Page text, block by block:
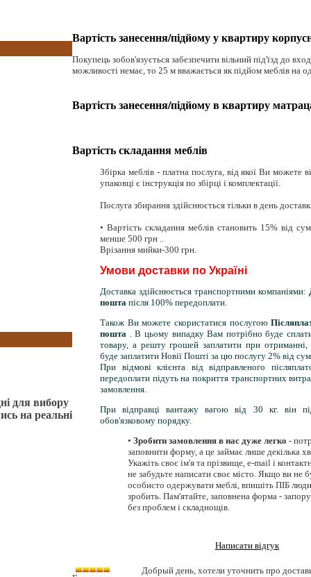
для вибору
на реальні
Вартість занесення/підйому у квартиру
Покупець зобов'язується забезпечити вільний під'їзд до
можливості немає, то 25 м вважається як підйом меблів на
Вартість занесення/підйому в квартиру
Вартість складання меблів
Збірка меблів - платна послуга, від якої Ви можете
упаковці є інструкція по збірці і комплектації.
Послуга збирання здійснюється тільки в день
• Вартість складання меблів становить 15% від
менше 500 грн ..
Врізання мийки-300 грн.
Умови доставки по Україні
Доставка здійснюється транспортними компаніями:
пошта після 100% передоплати.
Також Ви можете скористатися послугою
пошта . В цьому випадку Вам потрібно буде
товару, а решту грошей заплатити при
буде заплатити Новії Пошті за цю послугу 2% від
При відмові клієнта від відправленого
передоплати підуть на покриття транспортних
замовлення.
При відправці вантажу вагою від 30 кг. він
обов'язковому порядку.
• Зробити замовлення в нас дуже легко -
заповнити форму, а це займає лише декілька
Укажіть своє ім'я та прізвище, e-mail і
не забудьте написати своє місто. Якщо ви не
особисто одержувати меблі, впишіть ПІБ
зробить. Пам'ятайте, заповнена форма -
без проблем і складнощів.
Написати відгук
Добрый день, хотели уточнить про